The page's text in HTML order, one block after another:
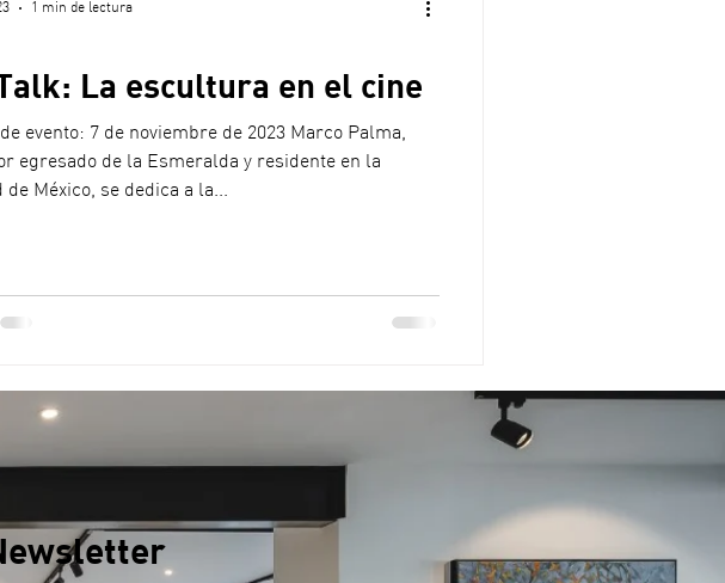
La escultura en el cine
evento: 7 de noviembre de 2023 Marco Palma,
egresado de la Esmeralda y residente en la
de México, se dedica a la...
1 min de lectura